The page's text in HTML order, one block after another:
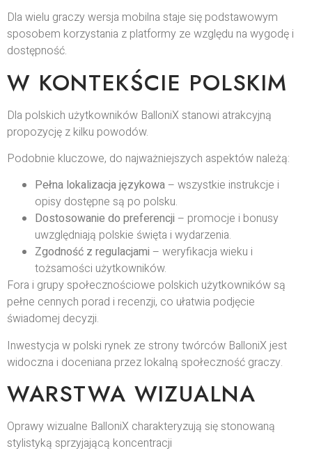
Dla wielu graczy wersja mobilna staje się podstawowym
sposobem korzystania z platformy ze względu na wygodę i
dostępność.
W KONTEKŚCIE POLSKIM
Dla polskich użytkowników BalloniX stanowi atrakcyjną
propozycję z kilku powodów.
Podobnie kluczowe, do najważniejszych aspektów należą:
Pełna lokalizacja językowa– wszystkie instrukcje i
opisy dostępne są po polsku.
Dostosowanie do preferencji – promocje i bonusy
uwzględniają polskie święta i wydarzenia.
Zgodność z regulacjami – weryfikacja wieku i
tożsamości użytkowników.
Fora i grupy społecznościowe polskich użytkowników są
pełne cennych porad i recenzji, co ułatwia podjęcie
świadomej decyzji.
Inwestycja w polski rynek ze strony twórców BalloniX jest
widoczna i doceniana przez lokalną społeczność graczy.
WARSTWA WIZUALNA
Oprawy wizualne BalloniX charakteryzują się stonowaną
stylistyką sprzyjającą koncentracji